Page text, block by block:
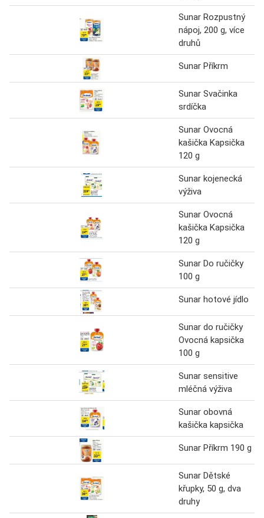
Sunar Rozpustný
nápoj, 200 g, více
druhů
Sunar Příkrm
Sunar Svačinka
srdíčka
Sunar Ovocná
kašička Kapsička
120 g
Sunar kojenecká
výživa
Sunar Ovocná
kašička Kapsička
120 g
Sunar Do ručičky
100 g
Sunar hotové jídlo
Sunar do ručičky
Ovocná kapsička
100 g
Sunar sensitive
mléčná výživa
Sunar obovná
kašička kapsička
Sunar Příkrm 190 g
Sunar Dětské
křupky, 50 g, dva
druhy